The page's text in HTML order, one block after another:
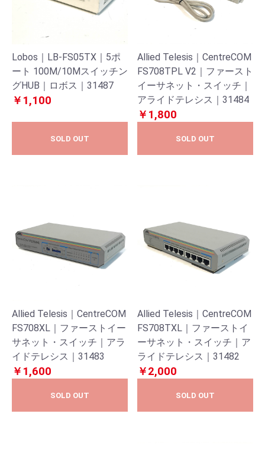
Lobos｜LB-FS05TX｜5ポ
ート 100M/10Mスイッチン
グHUB｜ロボス｜31487
￥1,100
SOLD OUT
Allied Telesis｜CentreCOM
FS708TPL V2｜ファースト
イーサネット・スイッチ｜
アライドテレシス｜31484
￥1,800
SOLD OUT
Allied Telesis｜CentreCOM
FS708XL｜ファーストイー
サネット・スイッチ｜アラ
イドテレシス｜31483
￥1,600
SOLD OUT
Allied Telesis｜CentreCOM
FS708TXL｜ファーストイ
ーサネット・スイッチ｜ア
ライドテレシス｜31482
￥2,000
SOLD OUT